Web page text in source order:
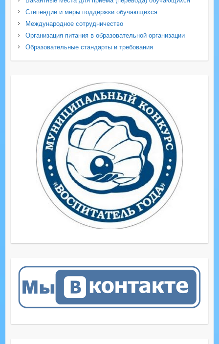
Стипендии и меры поддержки обучающихся
Международное сотрудничество
Организация питания в образовательной организации
Образовательные стандарты и требования